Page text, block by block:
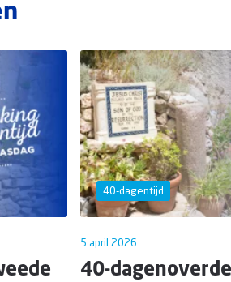
40-dagentijd
5 april 2026
40-